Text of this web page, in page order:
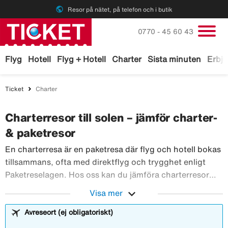
public Resor på nätet, på telefon och i butik
Flyg Hotell Flyg + Hotell Charter Sista minuten
Ring oss på
0770 - 45 60 43
Ticket Charter
Charterresor till solen – jämför charter-
& paketresor
En charterresa är en paketresa där flyg och hotell bokas
tillsammans, ofta med direktflyg och trygghet enligt
Paketreselagen. Hos oss kan du jämföra charterresor
hos charterarrangörerna. Hitta billiga charterresor och
Visa mer expand_more
Avreseort (ej obligatoriskt)